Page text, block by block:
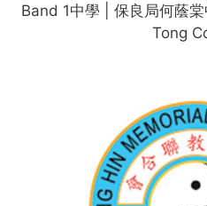
Band 1中學 | 保良局何蔭
Tong